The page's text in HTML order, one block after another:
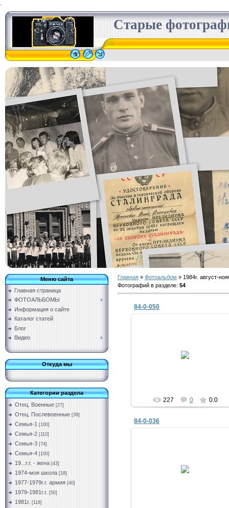
Старые
Меню сайта
Главная страница
ФОТОАЛЬБОМЫ
Информация о сайте
Каталог статей
Блог
Видео
Откуда мы
Категории раздела
Отец. Военные [27]
Отец. Послевоенные [39]
Семья-1 [100]
Семья-2 [110]
Семья-3 [74]
Семья-4 [100]
19...г.г. - жена [43]
1974-моя школа [18]
1977-1979г.г. армия [40]
1979-1981г.г. [50]
1981г. [118]
Главная » Фотоальбом » 1984г. август-
Фотографий в разделе: 54
84-0-050
227 0 0.0
84-0-036